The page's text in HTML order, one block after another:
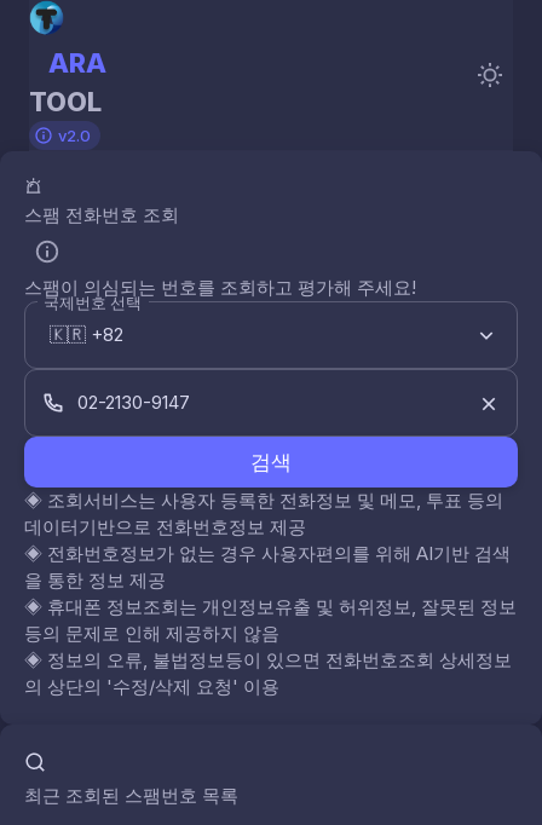
ARA
TOOL
v2.0
스팸 전화번호 조회
스팸이 의심되는 번호를 조회하고 평가해 주세요!
국제번호 선택
검색
◈ 조회서비스는 사용자 등록한 전화정보 및 메모, 투표 등의
데이터기반으로 전화번호정보 제공
◈ 전화번호정보가 없는 경우 사용자편의를 위해 AI기반 검색
을 통한 정보 제공
◈ 휴대폰 정보조회는 개인정보유출 및 허위정보, 잘못된 정보
등의 문제로 인해 제공하지 않음
◈ 정보의 오류, 불법정보등이 있으면 전화번호조회 상세정보
의 상단의 '수정/삭제 요청' 이용
최근 조회된 스팸번호 목록